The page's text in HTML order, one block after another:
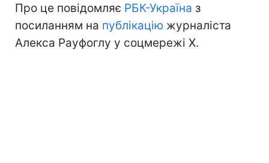
Про це повідомляє РБК-Україна з
посиланням на публікацію журналіста
Алекса Рауфоглу у соцмережі X.